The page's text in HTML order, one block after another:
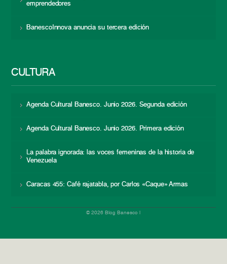
emprendedores
BanescoInnova anuncia su tercera edición
CULTURA
Agenda Cultural Banesco. Junio 2026. Segunda edición
Agenda Cultural Banesco. Junio 2026. Primera edición
La palabra ignorada: las voces femeninas de la historia de
Venezuela
Caracas 455: Café rajatabla, por Carlos «Caque» Armas
© 2026 Blog Banesco |